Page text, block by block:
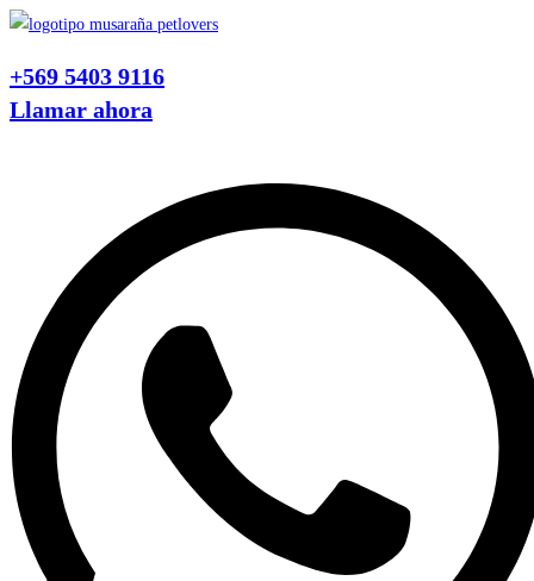
Ir
contenido
+569 5403 9116
Llamar ahora